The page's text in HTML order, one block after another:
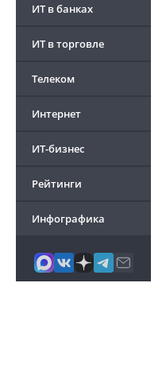
ИТ в банках
ИТ в торговле
Телеком
Интернет
ИТ-бизнес
Рейтинги
Инфографика